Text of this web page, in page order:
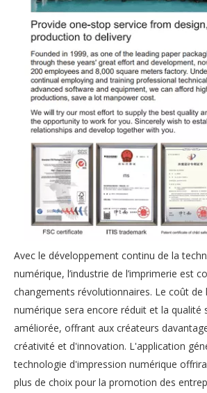
Avec le développement continu de la
numérique, l’industrie de l’imprimerie est
changements révolutionnaires. Le coût de
numérique sera encore réduit et la qualité
améliorée, offrant aux créateurs
créativité et d'innovation. L'application
technologie d'impression numérique
plus de choix pour la promotion des